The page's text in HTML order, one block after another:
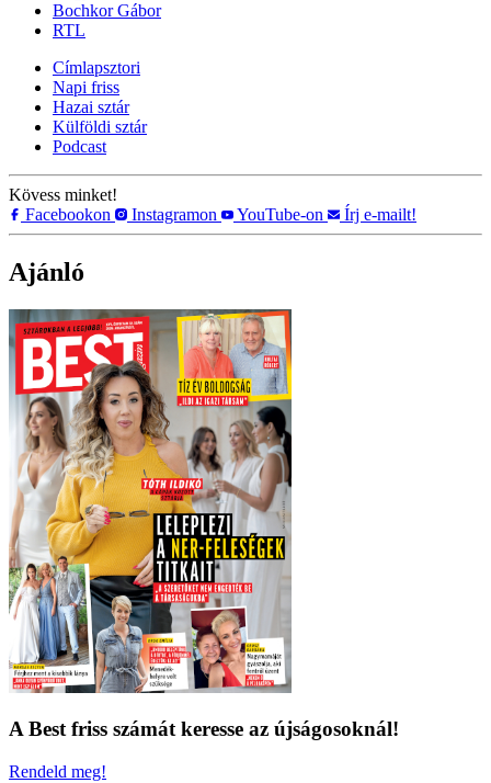
Bochkor Gábor
RTL
Címlapsztori
Napi friss
Hazai sztár
Külföldi sztár
Podcast
Kövess minket!
Facebookon
Instagramon YouTube-on Írj e-mailt!
Ajánló
A Best friss számát keresse az újságosoknál!
Rendeld meg!